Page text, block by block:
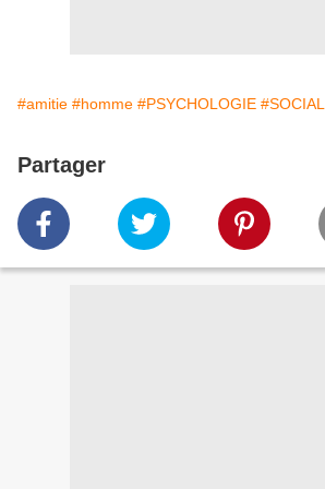
#amitie #homme #PSYCHOLOGIE #SOCIAL
Partager